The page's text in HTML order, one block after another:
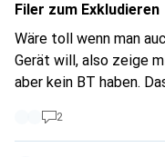
Filer zum Exkludieren
Wäre toll wenn man
Gerät will, also zeige
aber kein BT haben.
Modul läuft das man
man auch angeben.
2